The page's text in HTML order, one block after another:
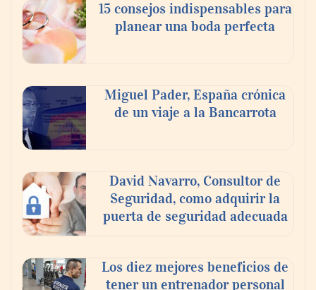
Toro Tapas inaugura su Raw Bar: una
experiencia desde mediodía hasta el
anochecer con cocina abierta
15 consejos indispensables para
planear una boda perfecta
Miguel Pader, España crónica
de un viaje a la Bancarrota
David Navarro, Consultor de
Seguridad, como adquirir la
puerta de seguridad adecuada
Los diez mejores beneficios de
tener un entrenador personal